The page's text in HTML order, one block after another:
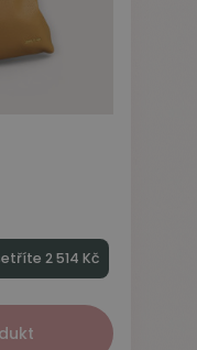
2 514 Kč